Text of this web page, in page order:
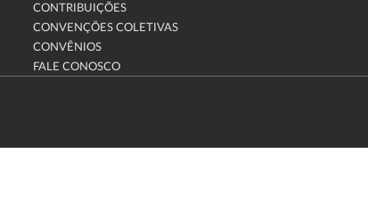
CONTRIBUIÇÕES
CONVENÇÕES COLETIVAS
CONVÊNIOS
FALE CONOSCO